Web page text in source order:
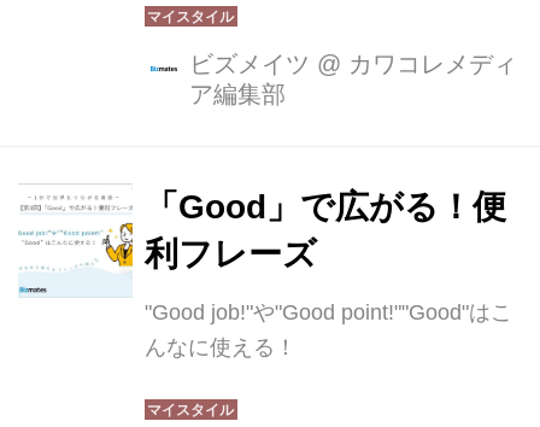
ビズメイツ @ カワコレメディ
ア編集部
「Good」で広がる！便
利フレーズ
"Good job!"や"Good point!""Good"はこ
んなに使える！